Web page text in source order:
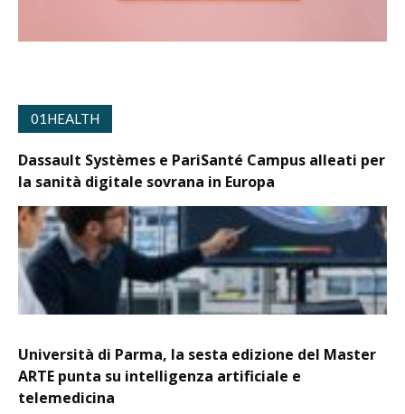
01HEALTH
Dassault Systèmes e PariSanté Campus alleati per
la sanità digitale sovrana in Europa
Università di Parma, la sesta edizione del Master
ARTE punta su intelligenza artificiale e
telemedicina